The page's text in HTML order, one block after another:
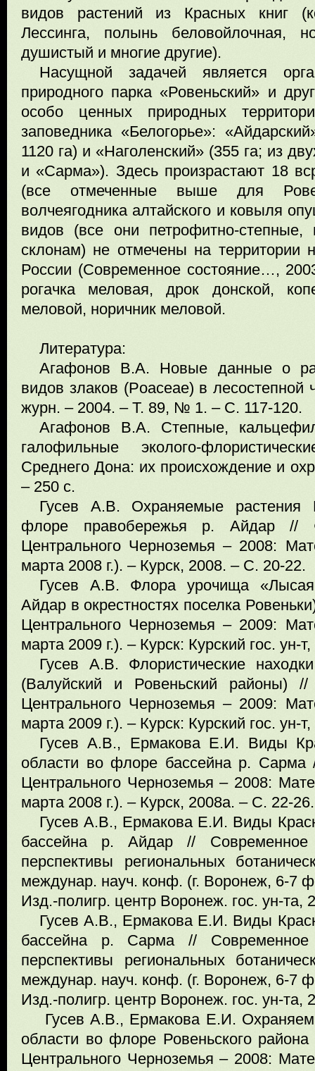
видов растений из Красных книг
Лессинга, полынь беловойлочная,
душистый и многие другие).
Насущной задачей является
природного парка «Ровеньский» и
особо ценных природных
заповедника «Белогорье»:
1120 га) и «Наголенский» (355 га; из
и «Сарма»). Здесь произрастают 18
(все отмеченные выше для
волчеягодника алтайского и ковыля
видов (все они петрофитно-
склонам) не отмечены на территории
России (Современное состояние…,
рогачка меловая, дрок донской,
меловой, норичник меловой.
Литература:
Агафонов В.А. Новые данные о
видов злаков (Poaceae) в лесостепной
журн. – 2004. – Т. 89, № 1. – С. 117-120.
Агафонов В.А. Степные,
галофильные эколого-
Среднего Дона: их происхождение и
– 250 с.
Гусев А.В. Охраняемые растения
флоре правобережья р. Айдар //
Центрального Черноземья – 2008:
марта 2008 г.). – Курск, 2008. – С. 20-22.
Гусев А.В. Флора урочища
Айдар в окрестностях поселка
Центрального Черноземья – 2009:
марта 2009 г.). – Курск: Курский гос. ун-
Гусев А.В. Флористические
(Валуйский и Ровеньский районы) //
Центрального Черноземья – 2009:
марта 2009 г.). – Курск: Курский гос. ун-
Гусев А.В., Ермакова Е.И. Виды
области во флоре бассейна р. Сарма
Центрального Черноземья – 2008:
марта 2008 г.). – Курск, 2008а. – С. 22-26.
Гусев А.В., Ермакова Е.И. Виды
бассейна р. Айдар //
перспективы региональных
междунар. науч. конф. (г. Воронеж, 6-7
Изд.-полигр. центр Воронеж. гос. ун-та,
Гусев А.В., Ермакова Е.И. Виды
бассейна р. Сарма //
перспективы региональных
междунар. науч. конф. (г. Воронеж, 6-7
Изд.-полигр. центр Воронеж. гос. ун-та,
Гусев А.В., Ермакова Е.И.
области во флоре Ровеньского
Центрального Черноземья – 2008: